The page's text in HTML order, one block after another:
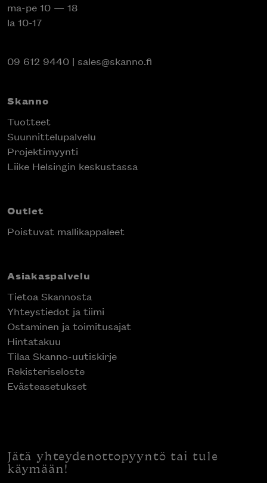
ma-pe 10 — 18
la 10-17
09 612 9440 | sales@skanno.fi
Skanno
Tuotteet
Suunnittelupalvelu
Projektimyynti
Liike Helsingin keskustassa
Outlet
Poistuvat mallikappaleet
Asiakaspalvelu
Tietoa Skannosta
Yhteystiedot ja tiimi
Ostaminen ja toimitusajat
Hintatakuu
Tilaa Skanno-uutiskirje
Rekisteriseloste
Evästeasetukset
Jätä yhteydenottopyyntö tai tule
käymään!